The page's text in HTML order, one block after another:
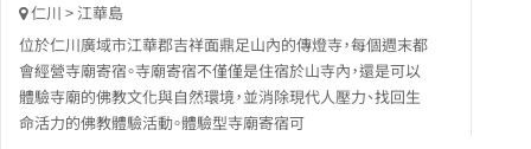
仁川 > 江華島
位於仁川廣域市江華郡吉祥面鼎足山內的傳燈寺，每個週末都
會經營寺廟寄宿。寺廟寄宿不僅僅是住宿於山寺內，還是可以
體驗寺廟的佛教文化與自然環境，並消除現代人壓力、找回生
命活力的佛教體驗活動。體驗型寺廟寄宿可